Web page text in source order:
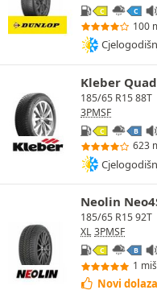
C C
100
Kleber
185/65 R15 88T
3PMSF
C B
623
Neolin
185/65 R15 92T
XL 3PMSF
C B
1
Novi